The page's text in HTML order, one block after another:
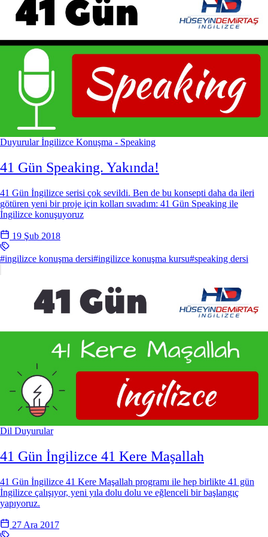
Duyurularİngilizce Konuşma - Speaking
41 Gün Speaking. Yakında!
41 Gün İngilizce serisi çok sevildi. Ben de bu konsepti daha da ileri
götüren yeni bir proje için kolları sıvadım: 41 Gün Speaking ile
İngilizce konuşuyoruz
19 Şub 2018
#ingilizce konuşma dersi#ingilizce konuşma kursu#speaking dersi
Dil Duyurular
41 Gün İngilizce 41 Kere Maşallah
41 Gün İngilizce 41 Kere Maşallah programı ile hep birlikte 41 gün
İngilizce çalışıyor, yeni yıla dolu dolu ve eğlenceli bir başlangıç
yapıyoruz.
27 Ara 2017